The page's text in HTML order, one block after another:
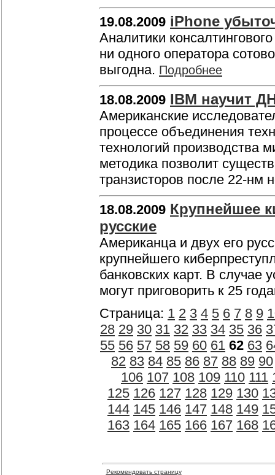
19.08.2009 iPhone
Аналитики
ни одного оператора
выгодна. Подробнее
18.08.2009 IBM научит
Американские
процессе объединения
технологий производства
методика позволит
транзисторов после 22-нм
18.08.2009 Крупнейшее
русские
Американца и двух его
крупнейшего
банковских карт. В случае
могут приговорить к 25
Страница: 1 2 3 4 5 6 7 8 9
28 29 30 31 32 33 34 35 36
55 56 57 58 59 60 61 62 63
82 83 84 85 86 87 88 89 90
106 107 108 109 110 111
125 126 127 128 129 130
144 145 146 147 148 149
163 164 165 166 167 168
Рекомендовать страницу